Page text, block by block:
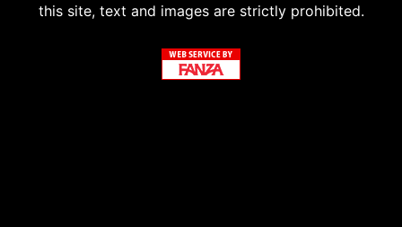
this site, text and images are strictly prohibited.